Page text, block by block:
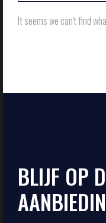
It seems we can't find
BLIJF OP